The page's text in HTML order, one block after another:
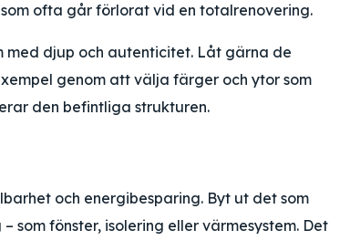
ofta går förlorat vid en totalrenovering.
med djup och autenticitet. Låt gärna de
genom att välja färger och ytor som
den befintliga strukturen.
och energibesparing. Byt ut det som
som fönster, isolering eller värmesystem. Det